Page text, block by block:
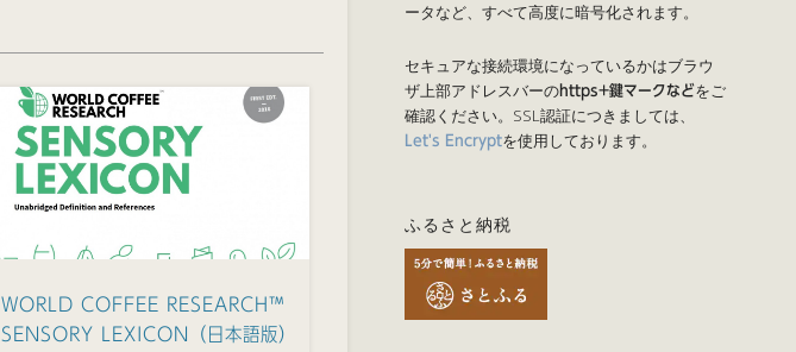
WORLD COFFEE RESEARCH™
SENSORY LEXICON（日本語版）
ータなど、すべて高度に暗号化されます。
セキュアな接続環境になっているかはブラウ
ザ上部アドレスバーのhttps+鍵マークなどをご
確認ください。SSL認証につきましては、
Let's Encryptを使用しております。
ふるさと納税